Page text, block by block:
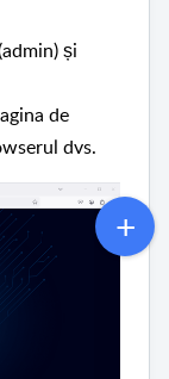
și
de
dvs.